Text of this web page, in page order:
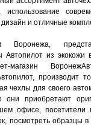
использование
и отличные
Воронежа,
Автопилот из
магазин
производит
чехлы для своего
они приобретают
офисе, посетители
посмотреть образцы